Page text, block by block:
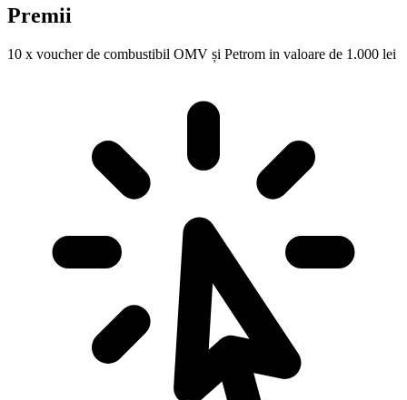
Premii
10 x voucher de combustibil OMV și Petrom in valoare de 1.000 lei